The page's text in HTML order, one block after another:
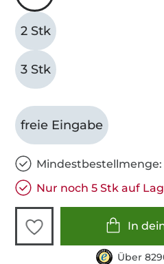
2 Stk
3 Stk
freie Eingabe
Mindestbestellmenge:
Nur noch 5 Stk auf
In
Über